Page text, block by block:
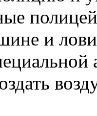
и